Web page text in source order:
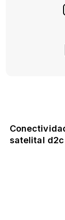
satelital d2c